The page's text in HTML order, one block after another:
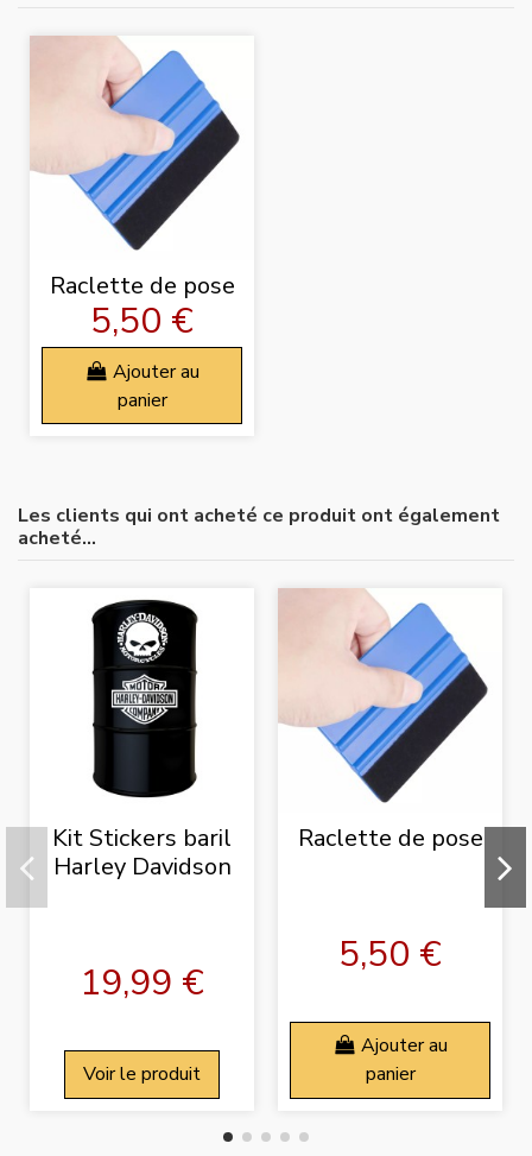
Raclette de pose
5,50 €
Ajouter au
panier
Les clients qui ont acheté ce produit ont également
acheté...
Kit Stickers baril
Harley Davidson
19,99 €
Voir le produit
Raclette de pose
5,50 €
Ajouter au
panier